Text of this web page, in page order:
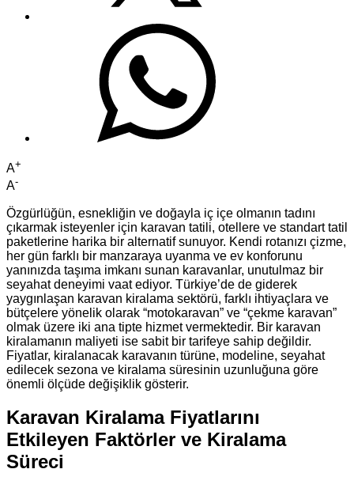
A+
A-
Özgürlüğün, esnekliğin ve doğayla iç içe olmanın tadını
çıkarmak isteyenler için karavan tatili, otellere ve standart tatil
paketlerine harika bir alternatif sunuyor. Kendi rotanızı çizme,
her gün farklı bir manzaraya uyanma ve ev konforunu
yanınızda taşıma imkanı sunan karavanlar, unutulmaz bir
seyahat deneyimi vaat ediyor. Türkiye’de de giderek
yaygınlaşan karavan kiralama sektörü, farklı ihtiyaçlara ve
bütçelere yönelik olarak “motokaravan” ve “çekme karavan”
olmak üzere iki ana tipte hizmet vermektedir. Bir karavan
kiralamanın maliyeti ise sabit bir tarifeye sahip değildir.
Fiyatlar, kiralanacak karavanın türüne, modeline, seyahat
edilecek sezona ve kiralama süresinin uzunluğuna göre
önemli ölçüde değişiklik gösterir.
Karavan Kiralama Fiyatlarını
Etkileyen Faktörler ve Kiralama
Süreci